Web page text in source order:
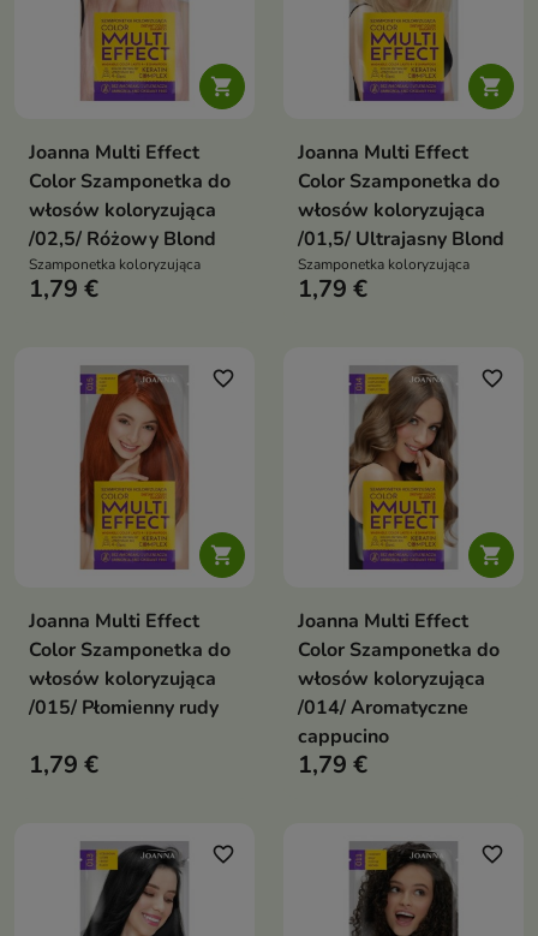

Joanna Multi Effect
Color Szamponetka do
włosów koloryzująca
/02,5/ Różowy Blond
Szamponetka koloryzująca
1,79 €

Joanna Multi Effect
Color Szamponetka do
włosów koloryzująca
/01,5/ Ultrajasny Blond
Szamponetka koloryzująca
1,79 €

favorite_border
Joanna Multi Effect
Color Szamponetka do
włosów koloryzująca
/015/ Płomienny rudy
1,79 €

favorite_border
Joanna Multi Effect
Color Szamponetka do
włosów koloryzująca
/014/ Aromatyczne
cappucino
1,79 €
favorite_border favorite_border